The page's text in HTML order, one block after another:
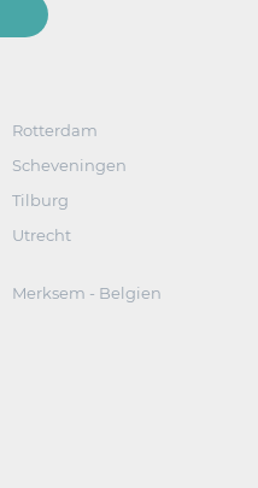
Rotterdam
Scheveningen
Tilburg
Utrecht
Merksem - Belgien